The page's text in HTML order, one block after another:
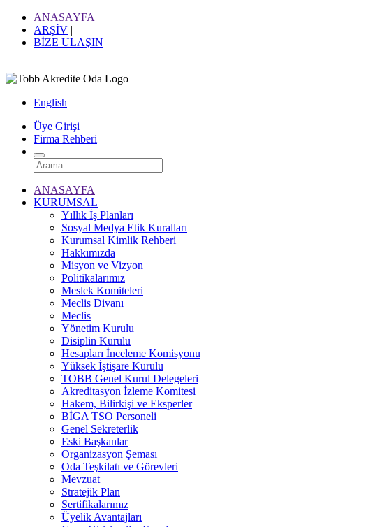
ANASAYFA |
ARŞİV |
BİZE ULAŞIN
English
Üye Girişi
Firma Rehberi
ANASAYFA
KURUMSAL
Yıllık İş Planları
Sosyal Medya Etik Kuralları
Kurumsal Kimlik Rehberi
Hakkımızda
Misyon ve Vizyon
Politikalarımız
Meslek Komiteleri
Meclis Divanı
Meclis
Yönetim Kurulu
Disiplin Kurulu
Hesapları İnceleme Komisyonu
Yüksek İştişare Kurulu
TOBB Genel Kurul Delegeleri
Akreditasyon İzleme Komitesi
Hakem, Bilirkişi ve Eksperler
BİGA TSO Personeli
Genel Sekreterlik
Eski Başkanlar
Organizasyon Şeması
Oda Teşkilatı ve Görevleri
Mevzuat
Stratejik Plan
Sertifikalarımız
Üyelik Avantajları